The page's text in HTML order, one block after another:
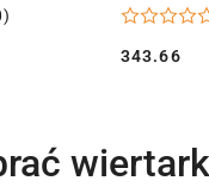
Plus
2800 OBR/
DEWALT
Cena:
343.66